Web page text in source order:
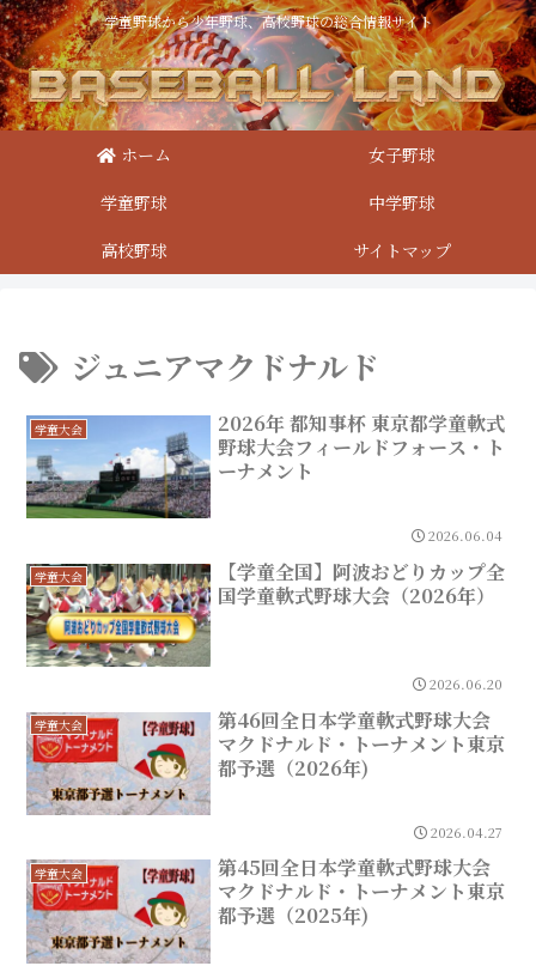
学童野球から少年野球、高校野球の総合情報サイト
ホーム
女子野球
学童野球
中学野球
高校野球
サイトマップ
ジュニアマクドナルド
学童大会
2026年 都知事杯 東京都学童軟式
野球大会フィールドフォース・ト
ーナメント
2026.06.04
学童大会
【学童全国】阿波おどりカップ全
国学童軟式野球大会（2026年）
2026.06.20
学童大会
第46回全日本学童軟式野球大会
マクドナルド・トーナメント東京
都予選（2026年)
2026.04.27
学童大会
第45回全日本学童軟式野球大会
マクドナルド・トーナメント東京
都予選（2025年)